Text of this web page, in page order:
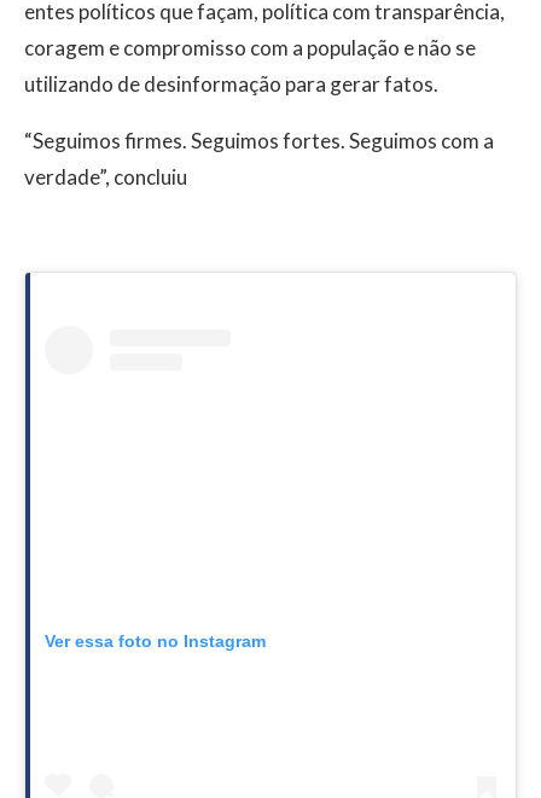
entes políticos que façam, política com transparência,
coragem e compromisso com a população e não se
utilizando de desinformação para gerar fatos.
“Seguimos firmes. Seguimos fortes. Seguimos com a
verdade”, concluiu
Ver essa foto no Instagram